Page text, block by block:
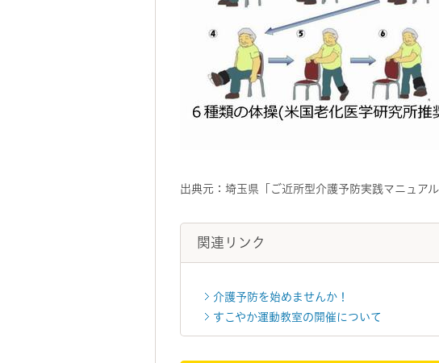
出典元：埼玉県「ご近所型介護予防実践マニュア
関連リンク
介護予防を始めませんか！
すこやか運動教室の開催について